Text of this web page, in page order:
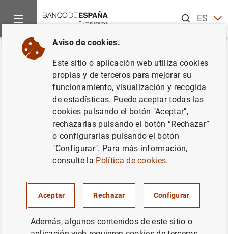
ESEN
Inicio Publicaciones
Volver
Diciembre 2007
Serie: Boletín Económico.
TIPOS DE CAMBIO
FINANZAS DE LOS HOGARES
Aviso de cookies.
Este sitio o aplicación web utiliza cookies
propias y de terceros para mejorar su
funcionamiento, visualización y recogida
de estadísticas. Puede aceptar todas las
cookies pulsando el botón "Aceptar",
rechazarlas pulsando el botón “Rechazar”
o configurarlas pulsando el botón
"Configurar". Para más información,
consulte la Política de cookies.
Aceptar Rechazar Configurar
Además, algunos contenidos de este sitio o